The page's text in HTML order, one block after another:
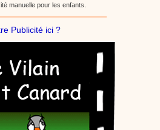
manuelle pour les enfants.
Publicité ici ?